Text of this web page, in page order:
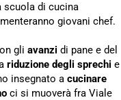
scuola di cucina
giovani chef.
gli avanzi di pane e del
riduzione degli sprechi e
insegnato a cucinare
ci si muoverà fra Viale